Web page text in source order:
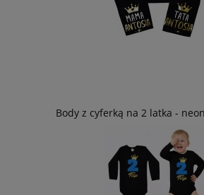
Body z cyferką na 2 latka -